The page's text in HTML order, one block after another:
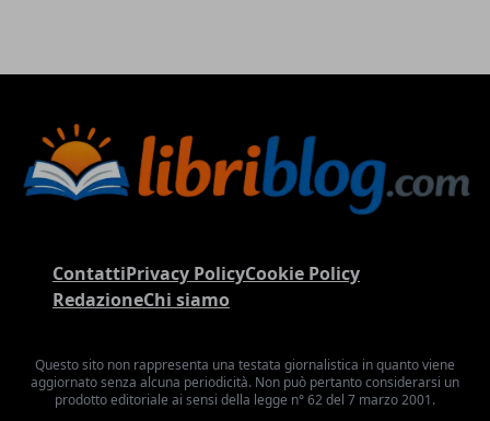
ContattiPrivacy PolicyCookie Policy
RedazioneChi siamo
Questo sito non rappresenta una testata giornalistica in quanto viene
aggiornato senza alcuna periodicità. Non può pertanto considerarsi un
prodotto editoriale ai sensi della legge n° 62 del 7 marzo 2001.